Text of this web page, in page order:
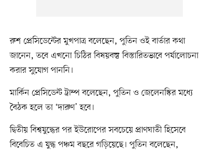
রুশ প্রেসিডেন্টের মুখপাত্র বলেছেন, পুতিন ওই বার্তার কথা
জানেন, তবে এখনো চিঠির বিষয়বস্তু বিস্তারিতভাবে পর্যালোচনা
করার সুযোগ পাননি।
মার্কিন প্রেসিডেন্ট ট্রাম্প বলেছেন, পুতিন ও জেলেনস্কির মধ্যে
বৈঠক হলে তা ‘দারুণ’ হবে।
দ্বিতীয় বিশ্বযুদ্ধের পর ইউরোপের সবচেয়ে প্রাণঘাতী হিসেবে
বিবেচিত এ যুদ্ধ পঞ্চম বছরে গড়িয়েছে। পুতিন বলেছেন,